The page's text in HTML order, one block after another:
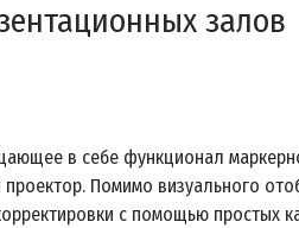
залов
в себе функционал
Помимо визуального
с помощью простых